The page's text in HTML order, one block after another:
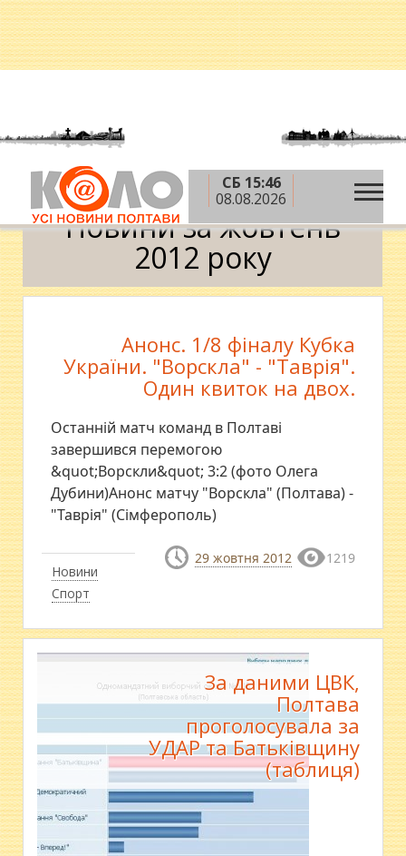
СБ 15:46
08.08.2026
Головна » 2012 рік » жовтень Календар
Новини за жовтень
2012 року
Новини
Спорт
Анонс. 1/8 фіналу Кубка
України. "Ворскла" - "Таврія".
Один квиток на двох.
Останній матч команд в Полтаві
завершився перемогою
&quot;Ворскли&quot; 3:2 (фото Олега
Дубини)Анонс матчу "Ворскла" (Полтава) -
"Таврія" (Сімферополь)
29 жовтня 2012 1219
За даними ЦВК,
Полтава
проголосувала за
УДАР та Батьківщину
(таблиця)